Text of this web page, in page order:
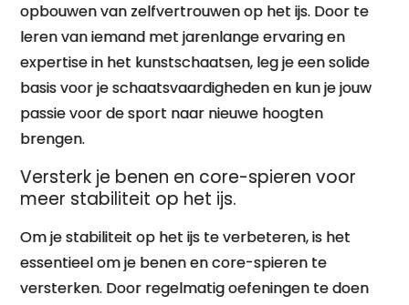
opbouwen van zelfvertrouwen op het ijs. Door te
leren van iemand met jarenlange ervaring en
expertise in het kunstschaatsen, leg je een solide
basis voor je schaatsvaardigheden en kun je jouw
passie voor de sport naar nieuwe hoogten
brengen.
Versterk je benen en core-spieren voor
meer stabiliteit op het ijs.
Om je stabiliteit op het ijs te verbeteren, is het
essentieel om je benen en core-spieren te
versterken. Door regelmatig oefeningen te doen